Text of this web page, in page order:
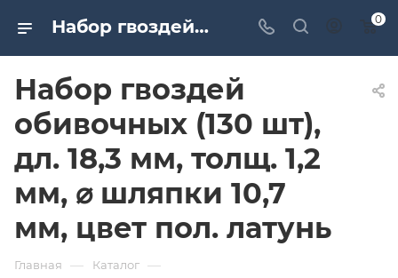
Набор гвоздей обивочных (130 шт), дл. 18,3 мм, толщ. 1,2 мм, ⌀ шляпки 10,7 мм, цвет пол. латунь. Дверная и мебельная фурнитура САМИР-КИЛИТ | Оптовые поставки 0
Набор гвоздей
обивочных (130 шт),
дл. 18,3 мм, толщ. 1,2
мм, ⌀ шляпки 10,7
мм, цвет пол. латунь
Главная — Каталог —